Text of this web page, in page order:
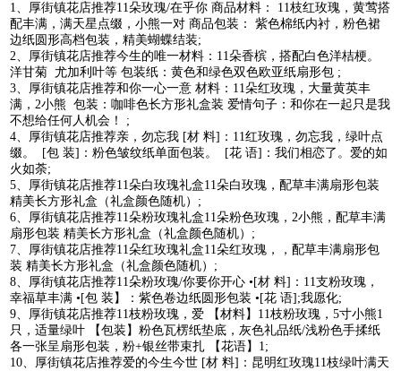
1、厚街镇花店推荐11朵玫瑰/在乎你 商品材料： 11枝红玫瑰，黄莺搭
配丰满，满天星点缀，小熊一对 商品包装： 紫色棉纸内衬，粉色裙
边纸圆形高档包装，精美蝴蝶结装;
2、厚街镇花店推荐今生的唯一材料：11朵香槟，搭配白色洋桔梗。
洋甘菊 尤加利叶等 包装纸：黄色和绿色双色欧亚纸扇形包 ;
3、厚街镇花店推荐和你一心一意 材料：11朵红玫瑰，大量黄英丰
满，2小熊 包装：咖啡色长方形礼盒装 爱情句子：和你在一起只是我
不想给任何人机会！ ;
4、厚街镇花店推荐亲，勿忘我 [材 料]：11红玫瑰，勿忘我，绿叶点
缀。 [包 装]：粉色皱纹纸单面包装。 [花 语]：我们相恋了。爱的如
火如荼;
5、厚街镇花店推荐11朵白玫瑰礼盒11朵白玫瑰，配草丰满扇形包装
精美长方形礼盒（礼盒颜色随机）;
6、厚街镇花店推荐11朵粉玫瑰礼盒11朵粉色玫瑰，2小熊，配草丰满
扇形包装 精美长方形礼盒（礼盒颜色随机）;
7、厚街镇花店推荐11朵红玫瑰礼盒11朵红玫瑰，，配草丰满扇形包
装 精美长方形礼盒（礼盒颜色随机）;
8、厚街镇花店推荐11朵粉玫瑰/你要你开心 •[材 料]：11支粉玫瑰，
幸福草丰满 •[包 装】：紫色卷边纸圆形包装 •[花 语];我愿化;
9、厚街镇花店推荐11枝粉玫瑰，爱 【材料】11枝粉玫瑰，5寸小熊1
只，适量绿叶 【包装】粉色瓦楞纸垫底，灰色礼品纸/浅粉色手揉纸
各一张呈扇形包装，粉+银丝带束扎 【花语】1;
10、厚街镇花店推荐爱的今生今世 [材 料]：昆明红玫瑰11枝绿叶满天